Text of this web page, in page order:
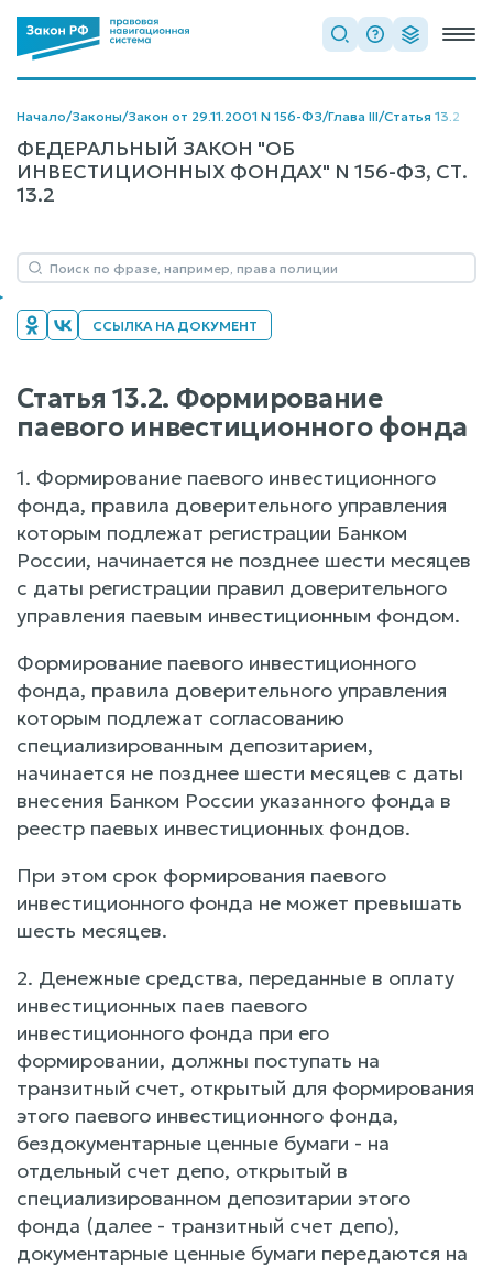
Начало/Законы/Закон от 29.11.2001 N 156-ФЗ/Глава III/Статья 13.2
ФЕДЕРАЛЬНЫЙ ЗАКОН "ОБ
ИНВЕСТИЦИОННЫХ ФОНДАХ" N 156-ФЗ, СТ.
13.2
ССЫЛКА НА ДОКУМЕНТ
Статья 13.2. Формирование
паевого инвестиционного фонда
1. Формирование паевого инвестиционного
фонда, правила доверительного управления
которым подлежат регистрации Банком
России, начинается не позднее шести месяцев
с даты регистрации правил доверительного
управления паевым инвестиционным фондом.
Формирование паевого инвестиционного
фонда, правила доверительного управления
которым подлежат согласованию
специализированным депозитарием,
начинается не позднее шести месяцев с даты
внесения Банком России указанного фонда в
реестр паевых инвестиционных фондов.
При этом срок формирования паевого
инвестиционного фонда не может превышать
шесть месяцев.
2. Денежные средства, переданные в оплату
инвестиционных паев паевого
инвестиционного фонда при его
формировании, должны поступать на
транзитный счет, открытый для формирования
этого паевого инвестиционного фонда,
бездокументарные ценные бумаги - на
отдельный счет депо, открытый в
специализированном депозитарии этого
фонда (далее - транзитный счет депо),
документарные ценные бумаги передаются на